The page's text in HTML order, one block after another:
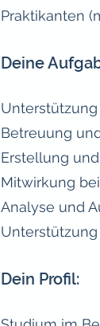
Praktikanten
Deine
Betreuung
Erstellung
Mitwirkung
Analyse und
Dein Profil: